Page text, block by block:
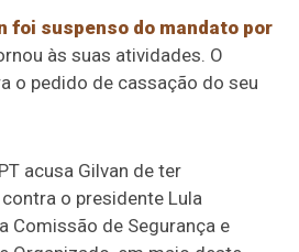
foi suspenso do mandato por
às suas atividades. O
o pedido de cassação do seu
acusa Gilvan de ter
o presidente Lula
Comissão de Segurança e